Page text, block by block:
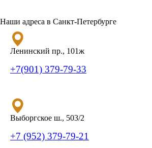
Наши адреса в Санкт-Петербурге
Ленинский пр., 101ж
+7(901) 379-79-33
Выборгское ш., 503/2
+7 (952) 379-79-21